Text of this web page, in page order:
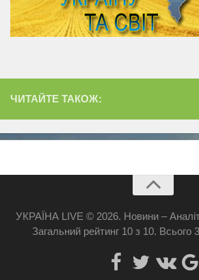
ЧИТАЙТЕ ТАКОЖ:
Про сайт
Реклама
УКРАЇНА LIVE © 2026. Новини –
Загальний рейтинг 10з 10. Всього